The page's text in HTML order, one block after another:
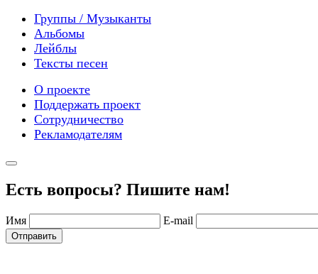
Группы / Музыканты
Альбомы
Лейблы
Тексты песен
О проекте
Поддержать проект
Сотрудничество
Рекламодателям
Есть вопросы? Пишите нам!
Имя E-mail